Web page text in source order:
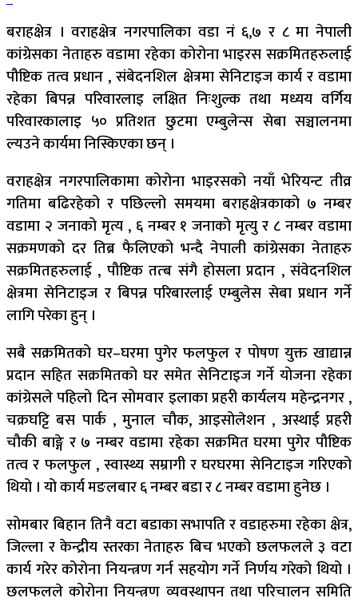
बराहक्षेत्र । वराहक्षेत्र नगरपालिका वडा नं ६,७ र ८ मा नेपाली
कांग्रेसका नेताहरु वडामा रहेका कोरोना भाइरस सक्रमितहरुलाई
पौष्टिक तत्व प्रधान , संबेदनशिल क्षेत्रमा सेनिटाइज कार्य र वडामा
रहेका बिपन्न परिवारलाइ लक्षित निःशुल्क तथा मध्यय वर्गिय
परिवारकालाइ ५० प्रतिशत छुटमा एम्बुलेन्स सेबा सञ्चालनमा
ल्यउने कार्यमा निस्किएका छन् ।
वराहक्षेत्र नगरपालिकामा कोरोना भाइरसको नयाँ भेरियन्ट तीव्र
गतिमा बढिरहेको र पछिल्लो समयमा बराहक्षेत्रकाको ७ नम्बर
वडामा २ जनाको मृत्य , ६ नम्बर १ जनाको मृत्यु र ८ नम्बर वडामा
सक्रमणको दर तिब्र फैलिएको भन्दै नेपाली कांग्रेसका नेताहरु
सक्रमितहरुलाई , पौष्टिक तत्ब संगै होसला प्रदान , संवेदनशिल
क्षेत्रमा सेनिटाइज र बिपन्न परिबारलाई एम्बुलेस सेबा प्रधान गर्ने
लागि परेका हुन् ।
सबै सक्रमितको घर–घरमा पुगेर फलफुल र पोषण युक्त खाद्यान्न
प्रदान सहित सक्रमितको घर समेत सेनिटाइज गर्ने योजना रहेका
कांग्रेसले पहिलो दिन सोमवार इलाका प्रहरी कार्यलय महेन्द्रनगर ,
चक्रघट्टि बस पार्क , मुनाल चौक, आइसोलेशन , अस्थाई प्रहरी
चौकी बाङ्गे र ७ नम्बर वडामा रहेका सक्रमित घरमा पुगेर पौष्टिक
तत्व र फलफुल , स्वास्थ्य सम्रागी र घरघरमा सेनिटाइज गरिएको
थियो । यो कार्य मङलबार ६ नम्बर बडा र ८ नम्बर वडामा हुनेछ ।
सोमबार बिहान तिनै वटा बडाका सभापति र वडाहरुमा रहेका क्षेत्र,
जिल्ला र केन्द्रीय स्तरका नेताहरु बिच भएको छलफलले ३ वटा
कार्य गरेर कोरोना नियन्त्रण गर्न सहयोग गर्ने निर्णय गरेको थियो ।
छलफलले कोरोना नियन्त्रण व्यवस्थापन तथा परिचालन समिति